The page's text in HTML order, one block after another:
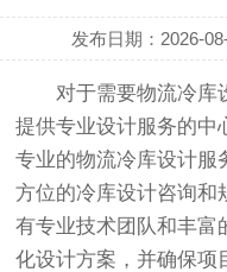
发布日期：2026-
对于需要物流冷库
提供专业设计服务的中
专业的物流冷库设计服
方位的冷库设计咨询和
有专业技术团队和丰富
化设计方案，并确保项